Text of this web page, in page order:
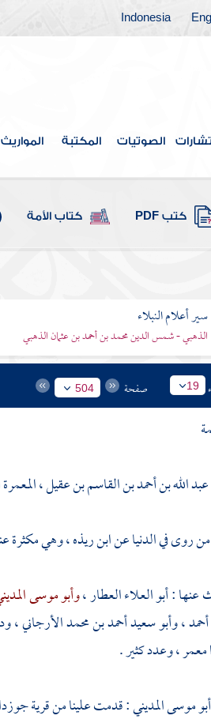
Indonesia
الصوتيات المكتبة المواريث
كتب PDF كتاب الأمة
سير أعلام النبلاء
الذهبي - شمس الدين محمد بن أحمد بن عثمان الذهبي
19 صفحة 504
الله بن أحمد بن القاسم بن عقيل ،
روى في الدنيا عنابن ريذه، وهي مكثرة
:أبو العلاء العطار،وأبو موسى
،وأبو سعيد أحمد بن محمد الأرجاني،
معمر، وعدد كثير .
أبو موسى المديني: قدمت علينا منقرية